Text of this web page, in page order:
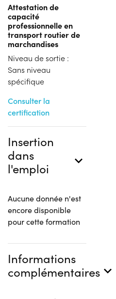
Attestation de
capacité
professionnelle en
transport routier de
marchandises
Niveau de sortie :
Sans niveau
spécifique
Consulter la
certification
Insertion
dans
l'emploi
Aucune donnée n'est
encore disponible
pour cette formation
Informations
complémentaires